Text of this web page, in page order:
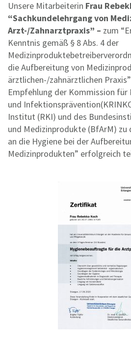
Unsere Mitarbeiterin Frau
“Sachkundelehrgang von
Arzt-/Zahnarztpraxis” – zum
Kenntnis gemäß § 8 Abs. 4 der
die Aufbereitung von
ärztlichen-/zahnärztlichen
Empfehlung der Kommission für
und
Institut (RKI) und des
und Medizinprodukte (BfArM) zu
an die Hygiene bei der
Medizinprodukten” erfolgreich